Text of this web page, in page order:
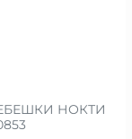
НОКТИ